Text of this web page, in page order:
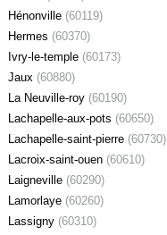
Hénonville (60119)
Hermes (60370)
Ivry-le-temple (60173)
Jaux (60880)
La Neuville-roy (60190)
Lachapelle-aux-pots (60650)
Lachapelle-saint-pierre (60730)
Lacroix-saint-ouen (60610)
Laigneville (60290)
Lamorlaye (60260)
Lassigny (60310)